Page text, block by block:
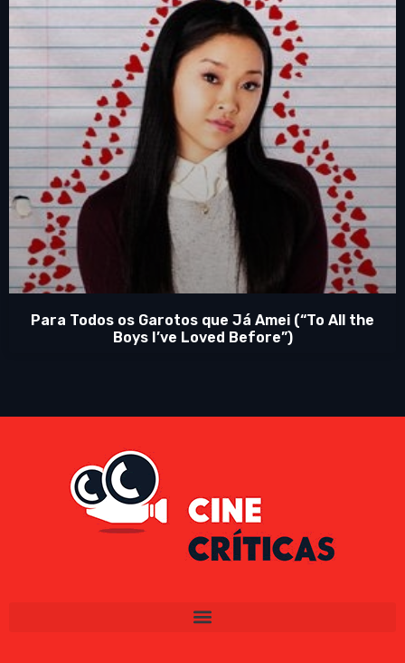
Para Todos os Garotos que Já Amei (“To All the
Boys I’ve Loved Before”)